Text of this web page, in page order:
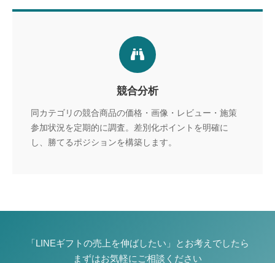
競合分析
同カテゴリの競合商品の価格・画像・レビュー・施策
参加状況を定期的に調査。差別化ポイントを明確に
し、勝てるポジションを構築します。
「LINEギフトの売上を伸ばしたい」とお考えでしたら
まずはお気軽にご相談ください